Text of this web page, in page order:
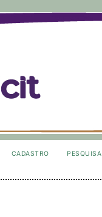
CADASTRO
PESQUISA